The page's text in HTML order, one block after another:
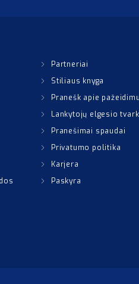
Partneriai
Stiliaus knyga
Pranešk apie
Lankytojų elgesio
Pranešimai spaudai
Privatumo politika
Karjera
Paskyra